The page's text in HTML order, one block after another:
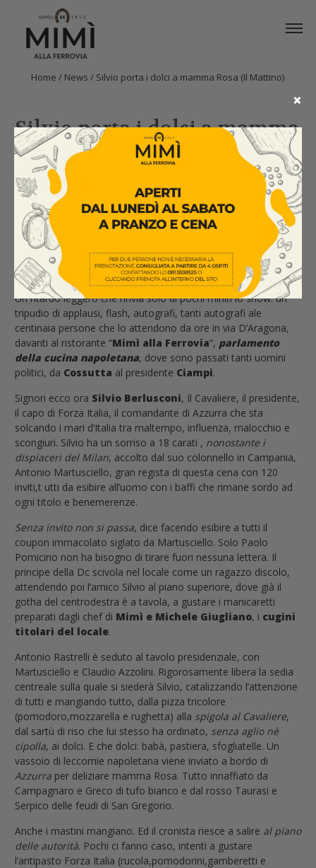
×
Home / News / Silvio porta i dolci a mamma Rosa (Il Mattino)
Silvio porta i dolci a mamma
Rosa (Il Mattino)
Club
News
Rassegna
Stampa
di Mimì alla
Ferrovia
16 October
Arriva poco dopo le dieci di sera, quando i suoi uomini hanno
già consumato metà cena.
Un ritardo leggero che rinvia solo di pochi miniti lo show: un
tripudio di applausi, flash, autografi, tanti autografi ale
centinaia persone che lo attendono da ore in via D’Aragona,
davanti al ristorante “Mimì alla Ferrovia“, parlamento
della cucina napoletana, dove sono passati tanti uomini
politici, da Cossutta al presidente Ciampi.
Signori ecco ora Silvio Berlusconi, Il Cavaliere, il presidente,
il capo di Forza Italia, il comandante di Azzurra che sta
solcando i mari d’Italia tra maltempo, influenza, malocchio e
scongiuri. Silvio ha un sorriso a 18 carati , nonostante i
dispiaceri del Milan, accolto dal suo colonnello in Campania,
Antonio Martusciello, gran regista di questa cena con 120
inviti,t utti da esibire all’uomo con i baffi che rimane sordo ad
ogni titolo e benemerenze.
Senza invito non si passa, dice facendo esibire a tutti il
coupon immacolato siglato da Martusciello. Solo Paolo
Pomicino non ha bisogno di tirare fuori nessuna lettera. Il
principe della Dc scivola nel locale come un ragazzo discolo,
attendendo poi l’amico Silvio al piano superiore, dove già il
gotha del centrodestra è a tavola, a gustare i manicaretti
preparati dagli chef di Mimì e Michele Giugliano, i cugini
titolari del locale.
Antonio Rastrelli è seduto al tavolo presidenziale, con
Martusciello e Claudio Azzolini. Rigorosamente libera la sedia
centreale sulla quale si siederà Silvio, catalizzando l’attenzione
di tutti e mangiando tutto, dalla pizza tricolore
(pomodoro,mozzarella e rughetta) alla spigola al Cavaliere,
dal sartù di riso che lui stesso ha ordinato, senza aglio nè
cipolla, ai dolci. E che dolci: babà, pastiera, sfogliatelle. Un
vassoio di leccornie napoletana viene inviato a bordo di
Azzurraper deliziare mamma Rosa. Tutto innaffiato da
Campagnaro e Greco di tufo bianco e dal rosso Taurasi e
Serpico delle feudi di San Gregorio.
Anche i mastini mangiano. Ed il cronista riesce a salire al piano
delle autorità. Pochi ci fanno caso, intenti a gustare
l’antipasto Forza Italia (rucola,pomodorini,gamberetti e